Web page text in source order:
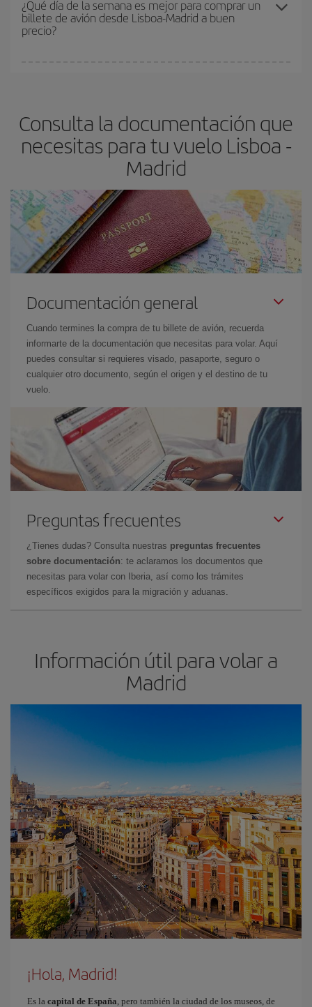
asegura el vuelo más barato.
¿Qué día de la semana es mejor para comprar un
billete de avión desde Lisboa-Madrid a buen
precio?
avión más baratos te saldrán. Además, si buscas los vuelos con
las fechas y los horarios del viaje un poco abiertos, podráselegir
el precio más barato.
Consulta la documentación que
necesitas para tu vuelo Lisboa -
Madrid
Documentación general
Cuando termines la compra de tu billete de avión, recuerda
informarte de la documentación que necesitas para volar. Aquí
puedes consultar si requieres visado, pasaporte, seguro o
cualquier otro documento, según el origen y el destino de tu
vuelo.
Preguntas frecuentes
¿Tienes dudas? Consulta nuestras preguntas frecuentes
sobre documentación: te aclaramos los documentos que
necesitas para volar con Iberia, así como los trámites
específicos exigidos para la migración y aduanas.
Información útil para volar a
Madrid
¡Hola, Madrid!
Es la capital de España, pero también la ciudad de los museos, de